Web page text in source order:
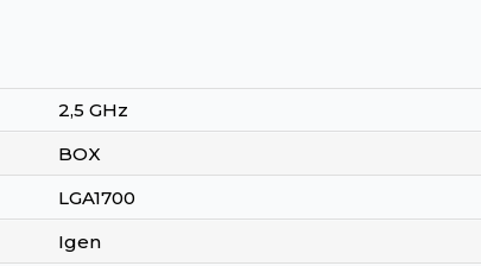
2,5 GHz
BOX
LGA1700
Igen